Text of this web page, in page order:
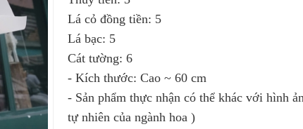
Lá cỏ đồng tiền: 5
Lá bạc: 5
Cát tường: 6
- Kích thước: Cao ~ 60 cm
- Sản phẩm thực nhận có thể khác với hình
tự nhiên của ngành hoa )